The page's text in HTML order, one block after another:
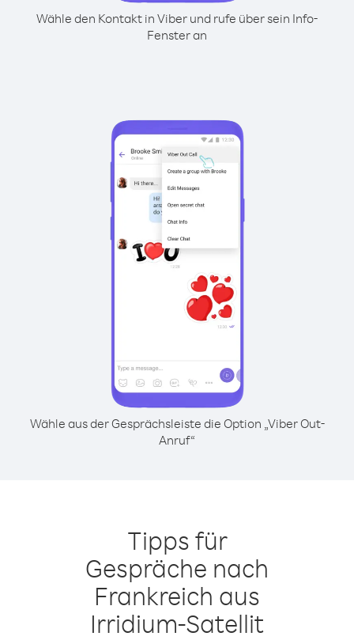
Wähle den Kontakt in Viber und rufe über sein Info-
Fenster an
Wähle aus der Gesprächsleiste die Option „Viber Out-
Anruf“
Tipps für
Gespräche nach
Frankreich aus
Irridium-Satellit